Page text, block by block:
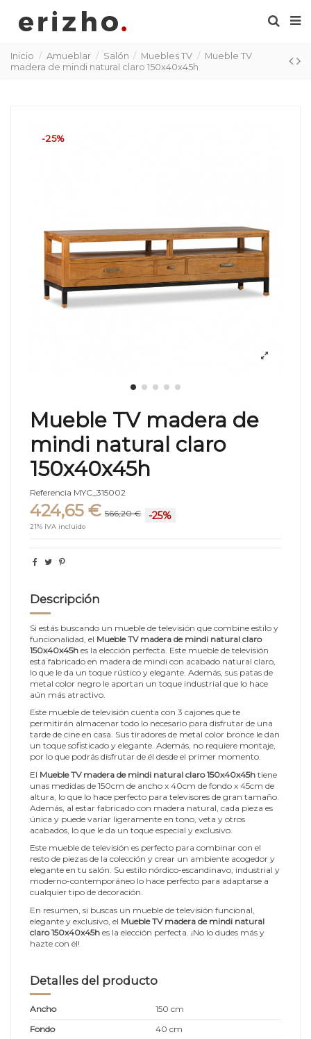
Inicio Amueblar Salón Muebles TV
Mueble TV
madera de mindi natural claro 150x40x45h
-25%
Mueble TV madera de
mindi natural claro
150x40x45h
Referencia MYC_315002
424,65 € 566,20 € -25%
21% IVA incluido
Descripción
Si estás buscando un mueble de televisión que combine estilo y
funcionalidad, el Mueble TV madera de mindi natural claro
150x40x45h es la elección perfecta. Este mueble de televisión
está fabricado en madera de mindi con acabado natural claro,
lo que le da un toque rústico y elegante. Además, sus patas de
metal color negro le aportan un toque industrial que lo hace
aún más atractivo.
Este mueble de televisión cuenta con 3 cajones que te
permitirán almacenar todo lo necesario para disfrutar de una
tarde de cine en casa. Sus tiradores de metal color bronce le dan
un toque sofisticado y elegante. Además, no requiere montaje,
por lo que podrás disfrutar de él desde el primer momento.
El Mueble TV madera de mindi natural claro 150x40x45h tiene
unas medidas de 150cm de ancho x 40cm de fondo x 45cm de
altura, lo que lo hace perfecto para televisores de gran tamaño.
Además, al estar fabricado con madera natural, cada pieza es
única y puede variar ligeramente en tono, veta y otros
acabados, lo que le da un toque especial y exclusivo.
Este mueble de televisión es perfecto para combinar con el
resto de piezas de la colección y crear un ambiente acogedor y
elegante en tu salón. Su estilo nórdico-escandinavo, industrial y
moderno-contemporáneo lo hace perfecto para adaptarse a
cualquier tipo de decoración.
En resumen, si buscas un mueble de televisión funcional,
elegante y exclusivo, el Mueble TV madera de mindi natural
claro 150x40x45h es la elección perfecta. ¡No lo dudes más y
hazte con él!
Detalles del producto
Ancho
150 cm
Fondo
40 cm